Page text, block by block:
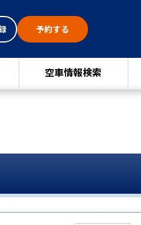
予約する
空車情報検索